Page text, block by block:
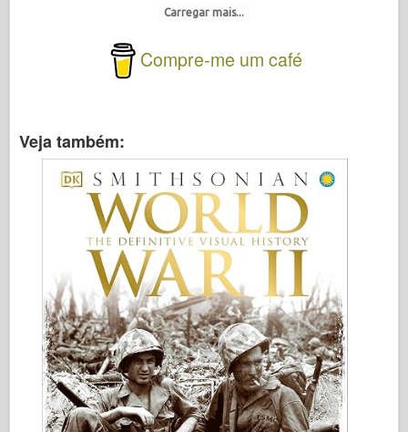
Carregar mais...
Compre-me um café
Veja também: